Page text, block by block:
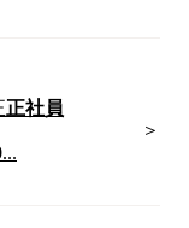
正社員